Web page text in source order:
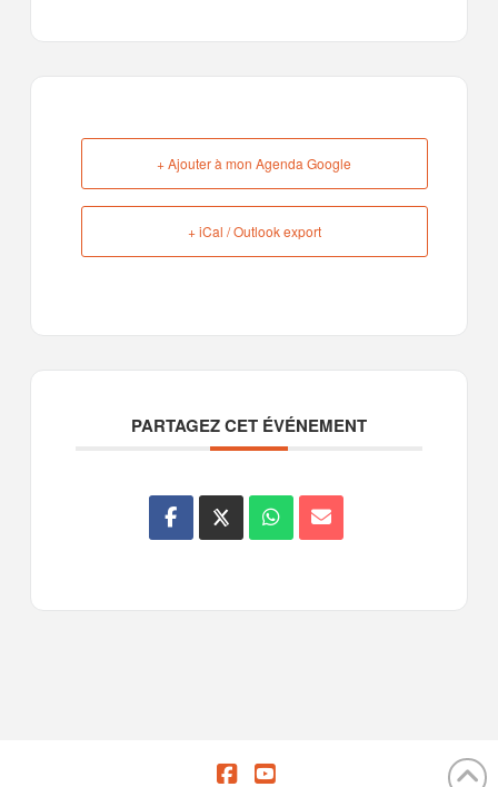
+ Ajouter à mon Agenda Google
+ iCal / Outlook export
PARTAGEZ CET ÉVÉNEMENT